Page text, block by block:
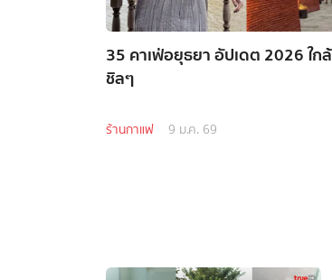
35 คาเฟ่อยุธยา อัปเดต 2026 ใก
ชิลๆ
ร้านกาแฟ 9 ม.ค. 69